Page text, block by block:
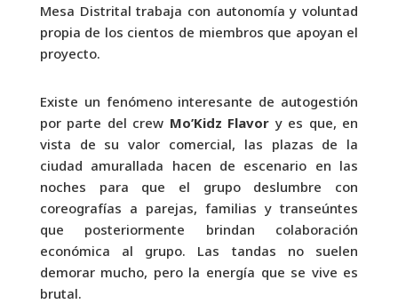
Mesa Distrital trabaja con autonomía y voluntad
propia de los cientos de miembros que apoyan el
proyecto.
Existe un fenómeno interesante de autogestión
por parte del crew Mo’Kidz Flavor y es que, en
vista de su valor comercial, las plazas de la
ciudad amurallada hacen de escenario en las
noches para que el grupo deslumbre con
coreografías a parejas, familias y transeúntes
que posteriormente brindan colaboración
económica al grupo. Las tandas no suelen
demorar mucho, pero la energía que se vive es
brutal.